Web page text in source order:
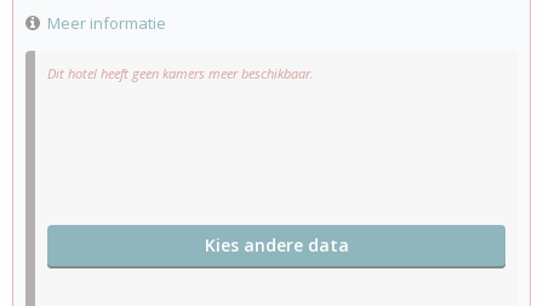
Dit hotel heeft geen kamers meer beschikbaar.
Kies andere data
Meer informatie